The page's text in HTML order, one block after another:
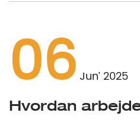
06 Jun’ 2025
Hvordan